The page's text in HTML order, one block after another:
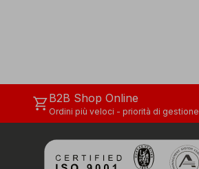
shopping_cartB2B Shop Online
Ordini più veloci - priorità di gestione